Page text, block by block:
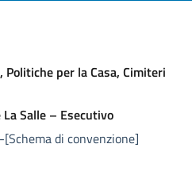
per la Casa, Cimiteri
Salle – Esecutivo
di convenzione]